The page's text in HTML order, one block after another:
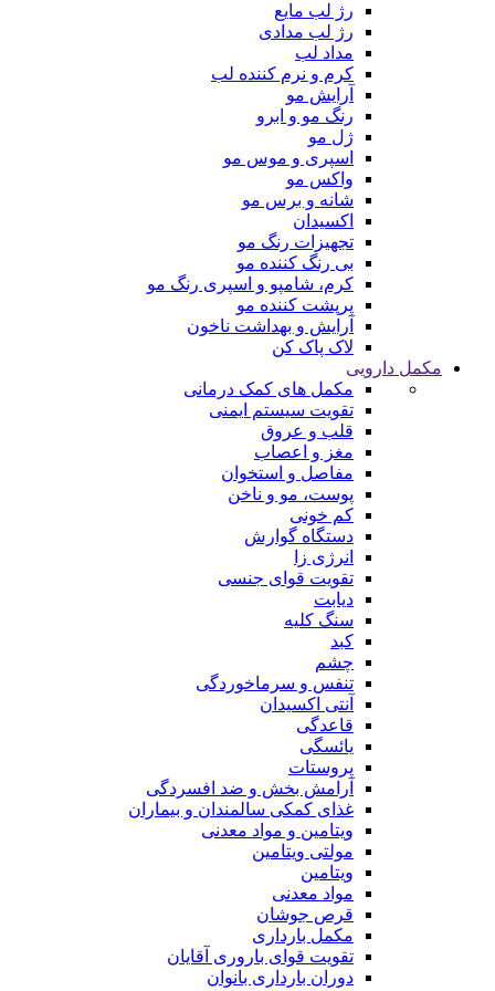
رژ لب مایع
رژ لب مدادی
مداد لب
کرم و نرم کننده لب
آرایش مو
رنگ مو و ابرو
ژل مو
اسپری و موس مو
واکس مو
شانه و برس مو
اکسیدان
تجهیزات رنگ مو
بی رنگ کننده مو
کرم، شامپو و اسپری رنگ مو
پرپشت کننده مو
آرایش و بهداشت ناخون
لاک پاک کن
مکمل دارویی
مکمل های کمک درمانی
تقویت سیستم ایمنی
قلب و عروق
مغز و اعصاب
مفاصل و استخوان
پوست، مو و ناخن
کم خونی
دستگاه گوارش
انرژی زا
تقویت قوای جنسی
دیابت
سنگ کلیه
کبد
چشم
تنفس و سرماخوردگی
آنتی اکسیدان
قاعدگی
یائسگی
پروستات
آرامش بخش و ضد افسردگی
غذای کمکی سالمندان و بیماران
ویتامین و مواد معدنی
مولتی ویتامین
ویتامین
مواد معدنی
قرص جوشان
مکمل بارداری
تقویت قوای باروری آقایان
دوران بارداری بانوان